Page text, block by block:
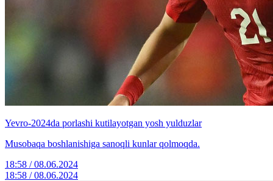
Yevro-2024da porlashi kutilayotgan yosh yulduzlar
Musobaqa boshlanishiga sanoqli kunlar qolmoqda.
18:58 / 08.06.2024
18:58 / 08.06.2024